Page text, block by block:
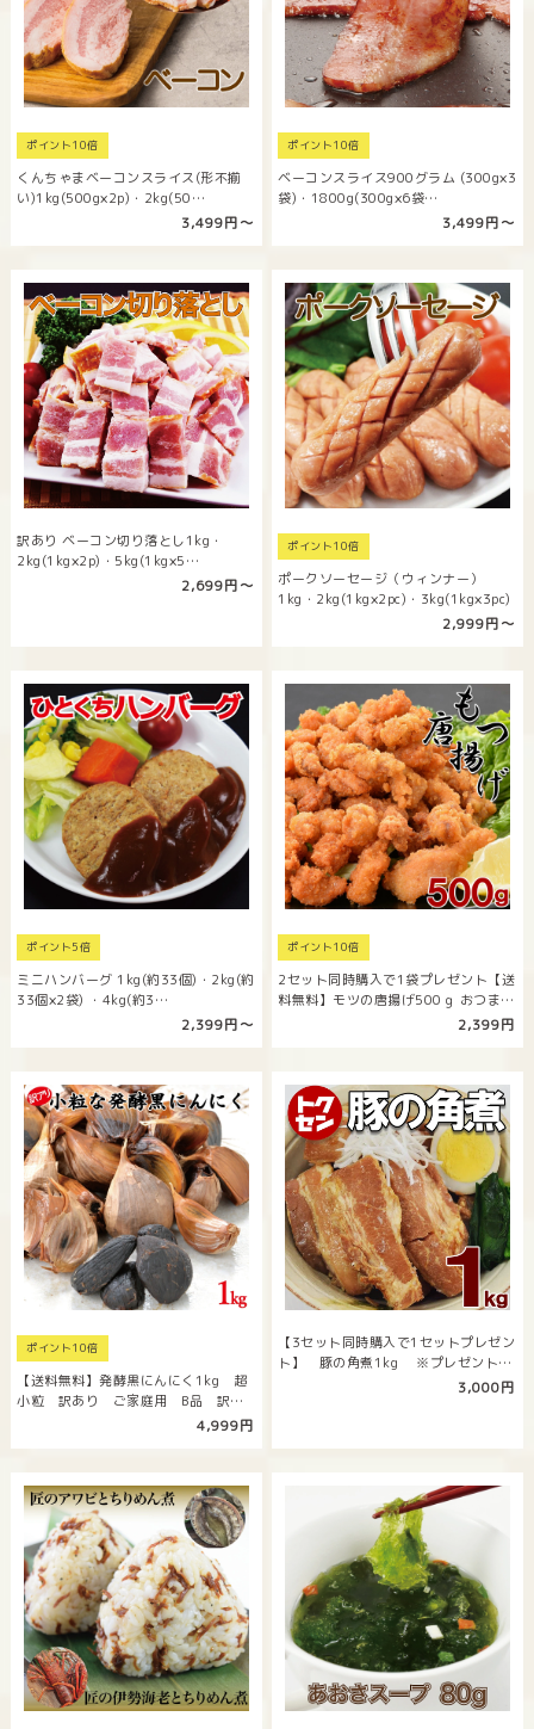
ポイント10倍
くんちゃまベーコンスライス(形不揃
い)1kg(500g×2p)・2kg(50…
3,499円〜
ポイント10倍
ベーコンスライス900グラム (300g×3
袋)・1800g(300g×6袋…
3,499円〜
訳あり ベーコン切り落とし1kg・
2kg(1kg×2p)・5kg(1kg×5…
2,699円〜
ポイント10倍
ポークソーセージ（ウィンナー）
1kg・2kg(1kg×2pc)・3kg(1kg×3pc)
2,999円〜
ポイント5倍
ミニハンバーグ 1kg(約33個)・2kg(約
33個×2袋) ・4kg(約3…
2,399円〜
ポイント10倍
2セット同時購入で1袋プレゼント【送
料無料】モツの唐揚げ500ｇ おつま
2,399円
ポイント10倍
【送料無料】発酵黒にんにく1kg 超
小粒 訳あり ご家庭用 B品 訳あ
4,999円
【3セット同時購入で1セットプレゼン
ト】 豚の角煮1kg ※プレゼントは
3,000円